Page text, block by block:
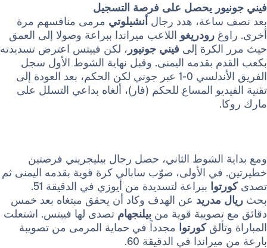
يحصل على فرصة التسجيل
هدد رجالأنشيلوتي مرمى منافسهم مرة
رودريغواللاعب ميراندا ببراعة وصولا إلى العمق
إلى فيني جونيور، لكن فييتس اعترض تسديدته
بقدمه اليمنى. وقبل نهاية الشوط الأول سجل
الفريق الأندلسي 0-1 عبر جوني لكن الحكم، بعد العودة إلى
المساع للحكم (فار)، ألغاه بداعي التسلل على
الشوط الثاني، حصل رجال بيليجريني فرصتين
الأولى، صوّب سابالي كرة قوية بقدمه اليمنى ثم
ببراعة لتسديدة من أيوزي في الدقيقة 51.
عن الهدف وكاد أن يحقق مبتغاه بعد خمس
قوية من بيلنجهامتصدى لها فييتس. اشتعلت
كورتوامجدداً في حماية المرمى من تصويبة
في الدقيقة 60.